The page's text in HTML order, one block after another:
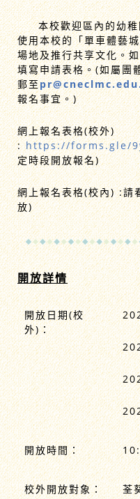
本校歡迎區內的幼稚
使用本校的「單車體藝
場地及推行共享文化。
填寫申請表格。(如屬
郵至pr
報名事宜。)
網上報名表格(校外)
:https://forms.gle/
定時段開放報名)
網上報名表格(校內) :
放)
開放詳情
開放日期(校
外)：
開放時間：
校外開放對象： 荃